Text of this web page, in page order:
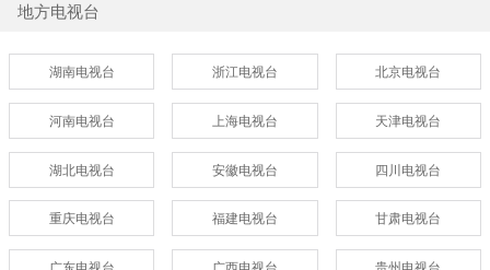
地方电视台
湖南电视台 浙江电视台 北京电视台
河南电视台 上海电视台 天津电视台
湖北电视台 安徽电视台 四川电视台
重庆电视台 福建电视台 甘肃电视台